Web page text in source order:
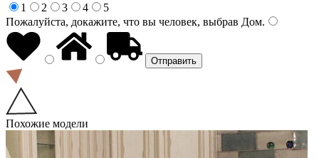
1
2 3 4
5
Пожалуйста, докажите, что вы человек, выбрав Дом.
Похожие модели